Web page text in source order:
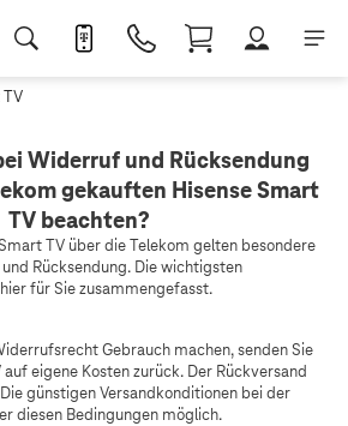
Widerruf und Rücksendung
gekauften Hisense Smart
TV beachten?
TV über die Telekom gelten besondere
Rücksendung. Die wichtigsten
für Sie zusammengefasst.
Gebrauch machen, senden Sie
eigene Kosten zurück. Der Rückversand
günstigen Versandkonditionen bei der
diesen Bedingungen möglich.